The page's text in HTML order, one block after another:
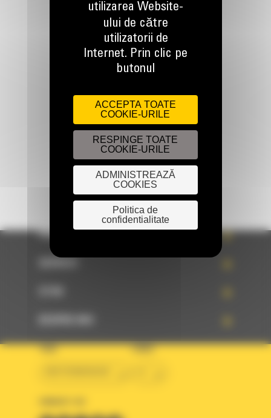
Apelati-ne
Scrieti-ne
TRIMITETI O CERERE
PRODUSE
TARA LIMBA
utilizarea Website-
ului de către
utilizatorii de
Internet. Prin clic pe
butonul
ACCEPTA TOATE
COOKIE-URILE
RESPINGE TOATE
COOKIE-URILE
ADMINISTREAZĂ
COOKIES
Politica de
confidentialitate